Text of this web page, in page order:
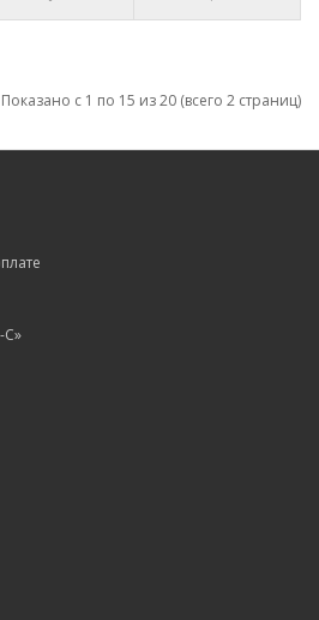
Показано с 1 по 15 из 20 (всего 2 страниц)